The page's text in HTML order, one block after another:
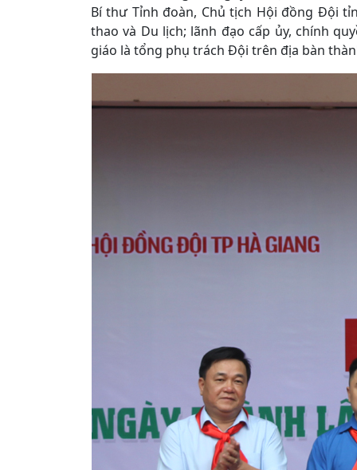
Bí thư Tỉnh đoàn, Chủ tịch Hội đồng Đội
thao và Du lịch; lãnh đạo cấp ủy, chính
giáo là tổng phụ trách Đội trên địa bàn